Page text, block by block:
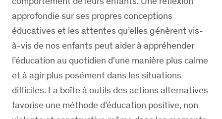
approfondie sur ses propres conceptions
éducatives et les attentes qu’elles génèrent vis-
à-vis de nos enfants peut aider à appréhender
l’éducation au quotidien d'une manière plus calme
et à agir plus posément dans les situations
difficiles. La boîte à outils des actions alternatives
favorise une méthode d’éducation positive, non